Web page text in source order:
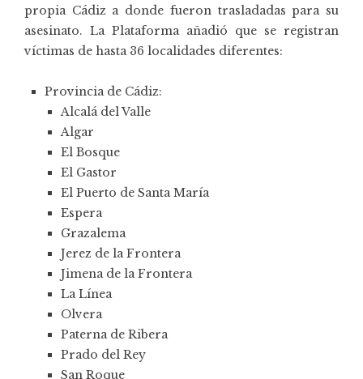
propia Cádiz a donde fueron trasladadas para su
asesinato. La Plataforma añadió que se registran
víctimas de hasta 36 localidades diferentes:
Provincia de Cádiz:
Alcalá del Valle
Algar
El Bosque
El Gastor
El Puerto de Santa María
Espera
Grazalema
Jerez de la Frontera
Jimena de la Frontera
La Línea
Olvera
Paterna de Ribera
Prado del Rey
San Roque